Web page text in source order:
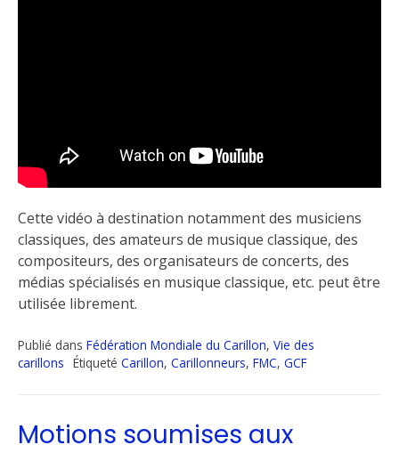
Cette vidéo à destination notamment des musiciens
classiques, des amateurs de musique classique, des
compositeurs, des organisateurs de concerts, des
médias spécialisés en musique classique, etc. peut être
utilisée librement.
Publié dans Fédération Mondiale du Carillon, Vie des
carillons Étiqueté Carillon, Carillonneurs, FMC, GCF
Motions soumises aux